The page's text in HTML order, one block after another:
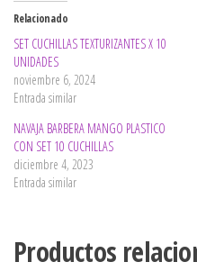
Relacionado
SET CUCHILLAS TEXTURIZANTES X 10
UNIDADES
noviembre 6, 2024
Entrada similar
NAVAJA BARBERA MANGO PLASTICO
CON SET 10 CUCHILLAS
diciembre 4, 2023
Entrada similar
Productos